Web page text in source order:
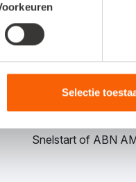
Selectie
Koppel
Met Snelstart
automatisch
Snelstart of ABN